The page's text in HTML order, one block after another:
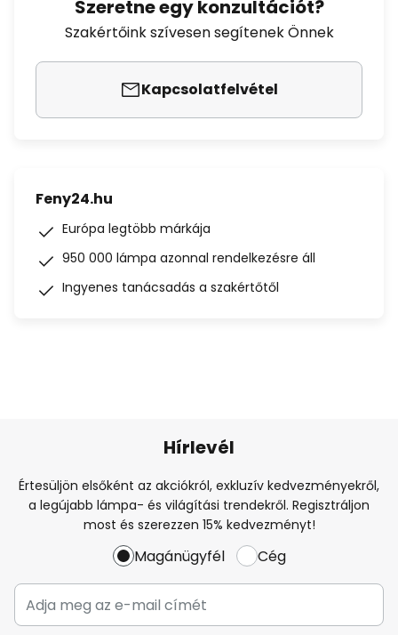
Szeretne egy konzultációt?
Szakértőink szívesen segítenek Önnek
Kapcsolatfelvétel
Feny24.hu
Európa legtöbb márkája
950 000 lámpa azonnal rendelkezésre áll
Ingyenes tanácsadás a szakértőtől
Hírlevél
Értesüljön elsőként az akciókról, exkluzív kedvezményekről,
a legújabb lámpa- és világítási trendekről. Regisztráljon
most és szerezzen 15% kedvezményt!
Magánügyfél Cég